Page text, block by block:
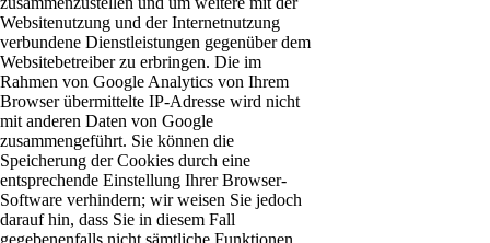
Websitenutzung und der Internetnutzung
verbundene Dienstleistungen gegenüber dem
Websitebetreiber zu erbringen. Die im
Rahmen von Google Analytics von Ihrem
Browser übermittelte IP-Adresse wird nicht
mit anderen Daten von Google
zusammengeführt. Sie können die
Speicherung der Cookies durch eine
entsprechende Einstellung Ihrer Browser-
Software verhindern; wir weisen Sie jedoch
darauf hin, dass Sie in diesem Fall
gegebenenfalls nicht sämtliche Funktionen